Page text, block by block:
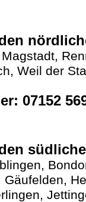
Weil der
07152